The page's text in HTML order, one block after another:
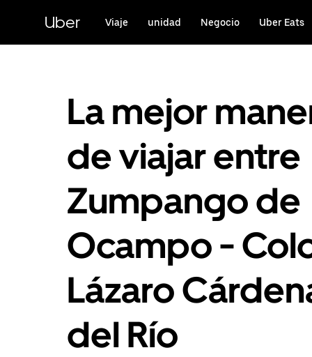
contenido
principal
Uber Viaje unidad Negocio Uber Eats
La mejor
de viajar entre
Zumpango de
Ocampo -
Lázaro
del Río